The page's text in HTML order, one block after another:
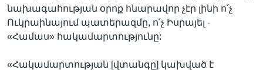
նախագահության օրոք հնարավոր չէր լինի ո՛չ
Ուկրաինայում պատերազմը, ո՛չ Իսրայել -
«Համաս» հակամարտությունը:
«Հակամարտության [վտանգը] կախված է